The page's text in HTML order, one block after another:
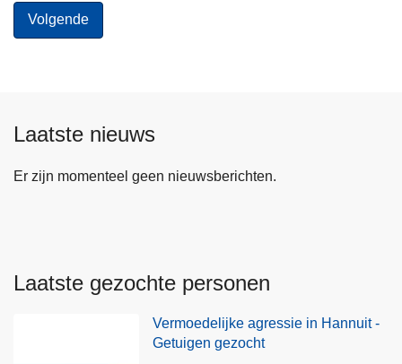
Laatste nieuws
Er zijn momenteel geen nieuwsberichten.
Laatste gezochte personen
Vermoedelijke agressie in Hannuit -
Getuigen gezocht